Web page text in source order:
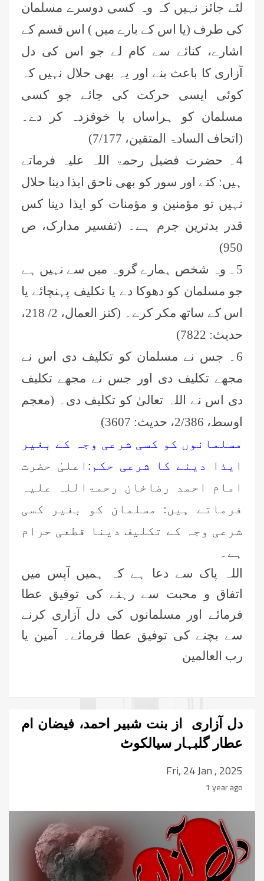
لئے جائز نہیں کہ وہ کسی دوسرے مسلمان
کی طرف (یا اس کے بارے میں ) اس قسم کے
اشارے، کنائے سے کام لے جو اس کی دل
آزاری کا باعث بنے اور یہ بھی حلال نہیں کہ
کوئی ایسی حرکت کی جائے جو کسی
مسلمان کو ہراساں یا خوفزدہ کر دے۔
(اتحاف السادۃ المتقین، 7/177)
4۔ حضرت فضیل رحمۃ اللہ علیہ فرماتے
ہیں: کتے اور سور کو بھی ناحق ایذا دینا حلال
نہیں تو مؤمنین و مؤمنات کو ایذا دینا کس
قدر بدترین جرم ہے۔ (تفسیر مدارک، ص
950)
5۔ وہ شخص ہمارے گروہ میں سے نہیں ہے
جو مسلمان کو دھوکا دے یا تکلیف پہنچائے یا
اس کے ساتھ مکر کرے۔ (کنز العمال، 2
/ 218
،
حدیث: 7822)
6۔ جس نے مسلمان کو تکلیف دی اس نے
مجھے تکلیف دی اور جس نے مجھے تکلیف
دی اس نے اللہ تعالیٰ کو تکلیف دی۔ (معجم
اوسط، 2/386، حدیث:
3607)
مسلمانوں کو کسی شرعی وجہ کے بغیر
ایذا دینے کا شرعی حکم: اعلیٰ حضرت
امام احمد رضاخان رحمۃاللہ علیہ
فرماتے ہیں: مسلمان کو بغیر کسی
شرعی وجہ کے تکلیف دینا قطعی حرام
ہے۔
اللہ پاک سے دعا ہے کہ ہمیں آپس میں
اتفاق و محبت سے رہنے کی توفیق عطا
فرمائے اور مسلمانوں کی دل آزاری کرنے
سے بچنے کی توفیق عطا فرمائے۔ آمین یا
رب العالمین
دل آزاری از بنت شبیر احمد، فیضان ام
عطار گلبہار سیالکوٹ
Fri, 24 Jan , 2025
1 year ago